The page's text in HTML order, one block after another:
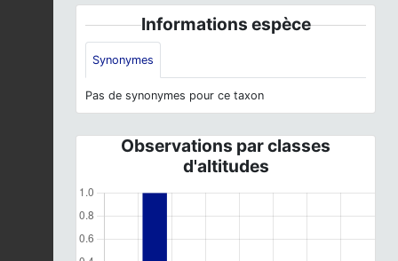
Informations espèce
Synonymes
Pas de synonymes pour ce taxon
Observations par classes
d'altitudes